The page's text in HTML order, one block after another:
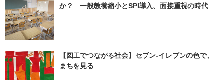
か？ 一般教養縮小とSPI導入、面接重視の時代
【図工でつながる社会】セブン‐イレブンの色で、
まちを見る